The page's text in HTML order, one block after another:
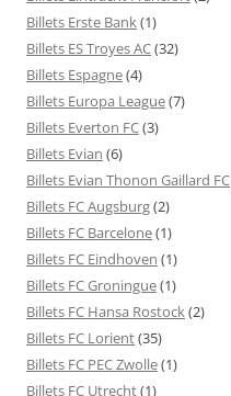
Billets Erste Bank(1)
Billets ES Troyes AC(32)
Billets Espagne(4)
Billets Europa League(7)
Billets Everton FC(3)
Billets Evian (6)
Billets Evian Thonon Gaillard FC
Billets FC Augsburg(2)
Billets FC Barcelone(1)
Billets FC Eindhoven (1)
Billets FC Groningue(1)
Billets FC Hansa Rostock(2)
Billets FC Lorient(35)
Billets FC PEC Zwolle(1)
Billets FC Utrecht(1)